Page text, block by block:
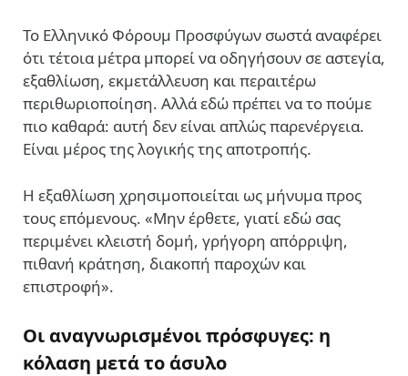
Το Ελληνικό Φόρουμ Προσφύγων σωστά αναφέρει
ότι τέτοια μέτρα μπορεί να οδηγήσουν σε αστεγία,
εξαθλίωση, εκμετάλλευση και περαιτέρω
περιθωριοποίηση. Αλλά εδώ πρέπει να το πούμε
πιο καθαρά: αυτή δεν είναι απλώς παρενέργεια.
Είναι μέρος της λογικής της αποτροπής.
Η εξαθλίωση χρησιμοποιείται ως μήνυμα προς
τους επόμενους. «Μην έρθετε, γιατί εδώ σας
περιμένει κλειστή δομή, γρήγορη απόρριψη,
πιθανή κράτηση, διακοπή παροχών και
επιστροφή».
Οι αναγνωρισμένοι πρόσφυγες: η
κόλαση μετά το άσυλο